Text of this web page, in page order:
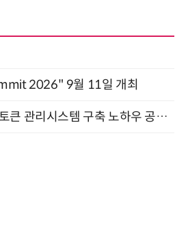
2026" 9월 11일 개최
"AI 핀옵스 시스템과 토큰 관리시스템 구축 노하우 공개" 잠실 한국광고문화회관 2층 대회의실 (8/21)